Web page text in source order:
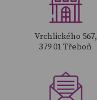
Vrchlického 567,
379 01 Třeboň